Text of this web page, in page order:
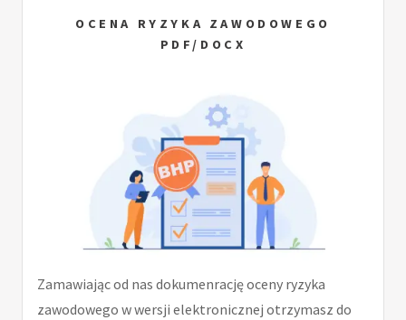
OCENA RYZYKA ZAWODOWEGO
PDF/DOCX
Zamawiając od nas dokumenrację oceny ryzyka
zawodowego w wersji elektronicznej otrzymasz do